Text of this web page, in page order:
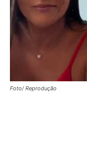
Foto/ Reprodução